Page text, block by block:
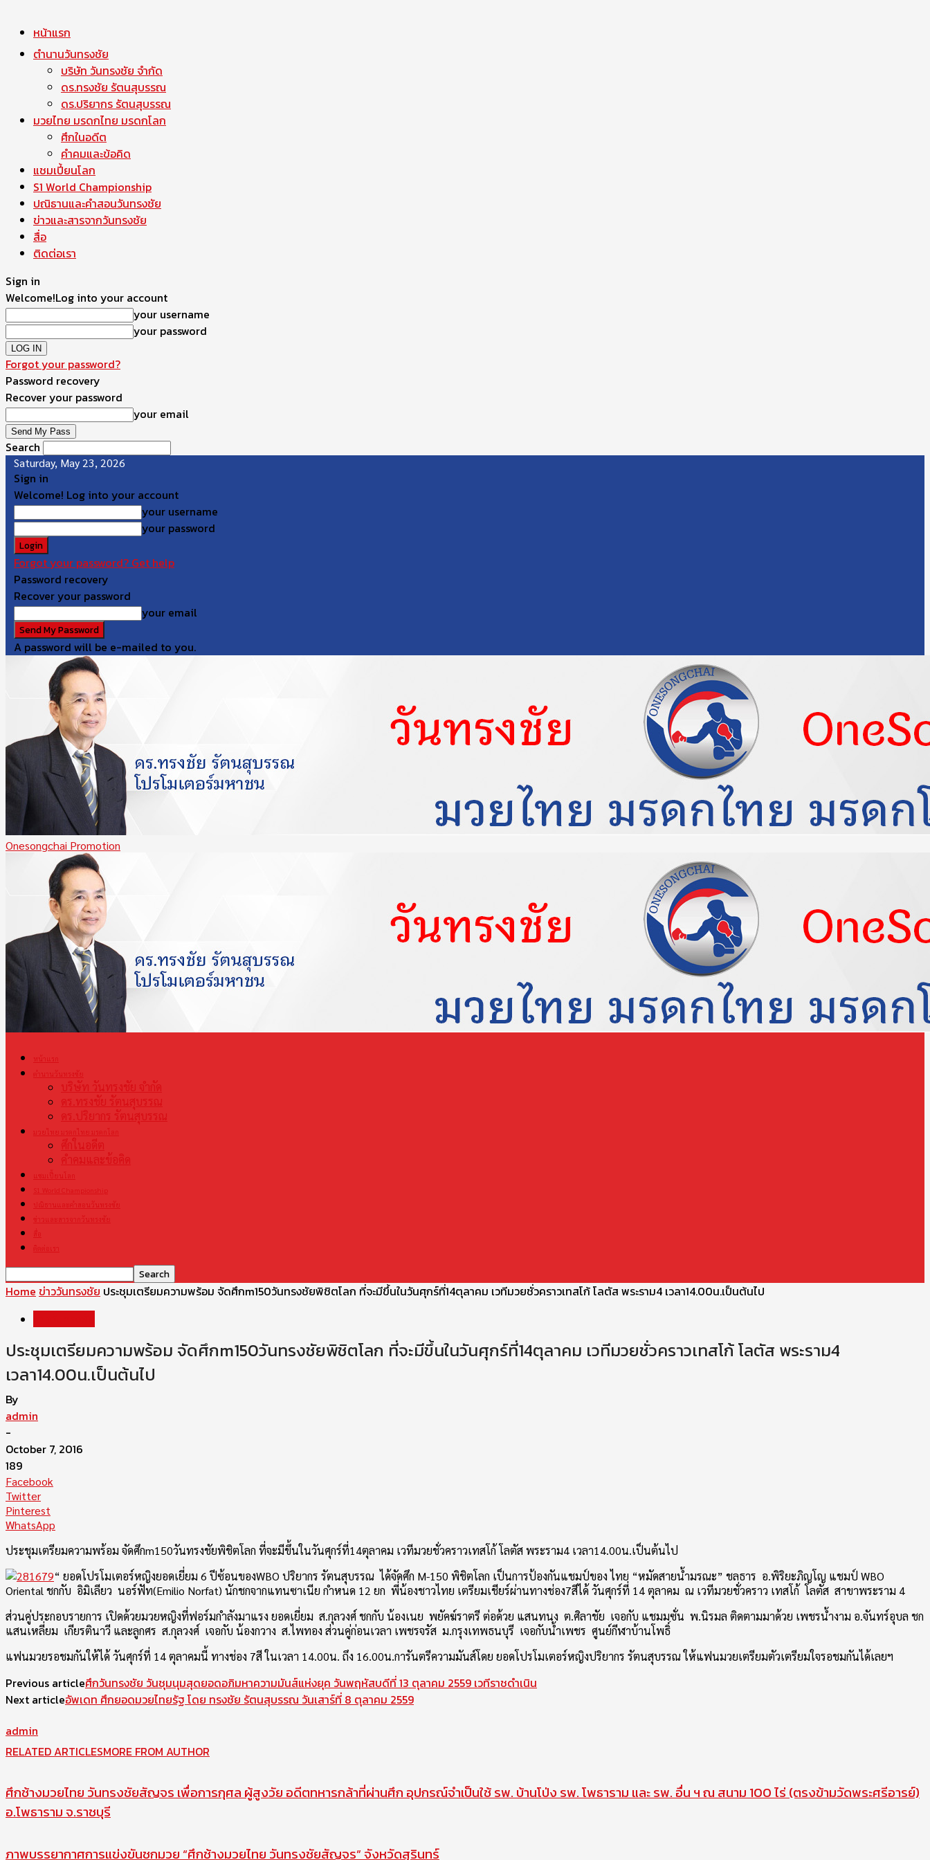
หน้าแรก
ตำนานวันทรงชัย
บริษัท วันทรงชัย จำกัด
ดร.ทรงชัย รัตนสุบรรณ
ดร.ปริยากร รัตนสุบรรณ
มวยไทย มรดกไทย มรดกโลก
ศึกในอดีต
คำคมและข้อคิด
แชมเปี้ยนโลก
S1 World Championship
ปณิธานและคำสอนวันทรงชัย
ข่าวและสารจากวันทรงชัย
สื่อ
ติดต่อเรา
Sign in
Welcome!Log into your account
your username
your password
Forgot your password?
Password recovery
Recover your password
your email
Search
Saturday, May 23, 2026
Sign in
Welcome! Log into your account
your username
your password
Forgot your password? Get help
Password recovery
Recover your password
your email
A password will be e-mailed to you.
Onesongchai Promotion
หน้าแรก
ตำนานวันทรงชัย
บริษัท วันทรงชัย จำกัด
ดร.ทรงชัย รัตนสุบรรณ
ดร.ปริยากร รัตนสุบรรณ
มวยไทย มรดกไทย มรดกโลก
ศึกในอดีต
คำคมและข้อคิด
แชมเปี้ยนโลก
S1 World Championship
ปณิธานและคำสอนวันทรงชัย
ข่าวและสารจากวันทรงชัย
สื่อ
ติดต่อเรา
Home ข่าววันทรงชัย ประชุมเตรียมความพร้อม จัดศึกm150วันทรงชัยพิชิตโลก ที่จะมีขึ้นในวันศุกร์ที่14ตุลาคม เวทีมวยชั่วคราวเทสโก้ โลตัส พระราม4 เวลา14.00น.เป็นต้นไป
ประชุมเตรียมความพร้อม จัดศึกm150วันทรงชัยพิชิตโลก ที่จะมีขึ้นในวันศุกร์ที่14ตุลาคม เวทีมวยชั่วคราวเทสโก้ โลตัส พระราม4
เวลา14.00น.เป็นต้นไป
By
admin
-
October 7, 2016
189
Facebook
Twitter
Pinterest
WhatsApp
ประชุมเตรียมความพร้อม จัดศึกm150วันทรงชัยพิชิตโลก ที่จะมีขึ้นในวันศุกร์ที่14ตุลาคม เวทีมวยชั่วคราวเทสโก้ โลตัส พระราม4 เวลา14.00น.เป็นต้นไป
“ ยอดโปรโมเตอร์หญิงยอดเยี่ยม 6 ปีซ้อนของWBO ปริยากร รัตนสุบรรณ ได้จัดศึก M-150 พิชิตโลก เป็นการป้องกันแชมป์ของ ไทย “หมัดสายน้ำมรณะ” ชลธาร อ.พิริยะภิญโญ แชมป์ WBO
Oriental ชกกับ อิมิเลียว นอร์ฟัท(Emilio Norfat) นักชกจากแทนซาเนีย กำหนด 12 ยก พี่น้องชาวไทย เตรียมเชียร์ผ่านทางช่อง7สีได้ วันศุกร์ที่ 14 ตุลาคม ณ เวทีมวยชั่วคราว เทสโก้ โลตัส สาขาพระราม 4
ส่วนคู่ประกอบรายการ เปิดด้วยมวยหญิงที่ฟอร์มกำลังมาแรง ยอดเยี่ยม ส.กุลวงศ์ ชกกับ น้องเนย พยัคฆ์ราตรี ต่อด้วย แสนทนง ต.ศิลาชัย เจอกับ แชมมซั่น พ.นิรมล ติดตามมาด้วย เพชรน้ำงาม อ.จันทร์อุบล ชก
แสนเหลี่ยม เกียรตินาวี และลูกศร ส.กุลวงศ์ เจอกับ น้องกวาง ส.ไพทอง ส่วนคู่ก่อนเวลา เพชรจรัส ม.กรุงเทพธนบุรี เจอกับน้ำเพชร ศูนย์กีฬาบ้านโพธิ์
แฟนมวยรอชมกันให้ได้ วันศุกร์ที่ 14 ตุลาคมนี้ ทางช่อง 7สี ในเวลา 14.00น. ถึง 16.00น.การันตรีความมันส์โดย ยอดโปรโมเตอร์หญิงปริยากร รัตนสุบรรณ ให้แฟนมวยเตรียมตัวเตรียมใจรอชมกันได้เลยฯ
Previous articleศึกวันทรงชัย วันชุมนุมสุดยอดอภิมหาความมันส์แห่งยุค วันพฤหัสบดีที่ 13 ตุลาคม 2559 เวทีราชดำเนิน
Next articleอัพเดท ศึกยอดมวยไทยรัฐ โดย ทรงชัย รัตนสุบรรณ วันเสาร์ที่ 8 ตุลาคม 2559
admin
RELATED ARTICLESMORE FROM AUTHOR
ศึกช้างมวยไทย วันทรงชัยสัญจร เพื่อการกุศล ผู้สูงวัย อดีตทหารกล้าที่ผ่านศึก อุปกรณ์จำเป็นใช้ รพ. บ้านโป่ง รพ. โพธาราม และ รพ. อื่น ฯ ณ สนาม 100 ไร่ (ตรงข้ามวัดพระศรีอารย์)
อ.โพธาราม จ.ราชบุรี
ภาพบรรยากาศการแข่งขันชกมวย “ศึกช้างมวยไทย วันทรงชัยสัญจร” จังหวัดสุรินทร์